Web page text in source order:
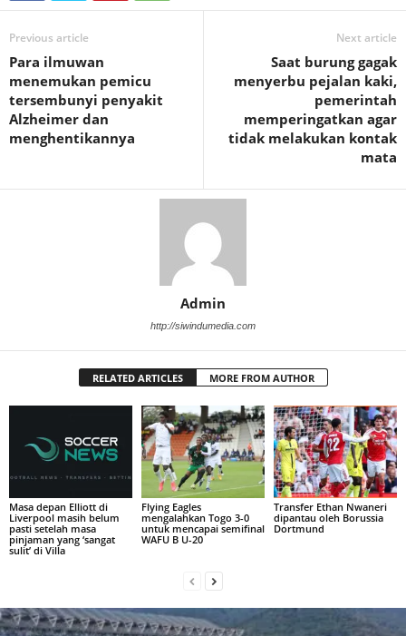
Previous article
Para ilmuwan
menemukan pemicu
tersembunyi penyakit
Alzheimer dan
menghentikannya
Next article
Saat burung gagak
menyerbu pejalan kaki,
pemerintah
memperingatkan agar
tidak melakukan kontak
mata
Admin
http://siwindumedia.com
RELATED ARTICLES MORE FROM AUTHOR
Masa depan Elliott di
Liverpool masih belum
pasti setelah masa
pinjaman yang ‘sangat
sulit’ di Villa
Flying Eagles
mengalahkan Togo 3-0
untuk mencapai semifinal
WAFU B U-20
Transfer Ethan Nwaneri
dipantau oleh Borussia
Dortmund